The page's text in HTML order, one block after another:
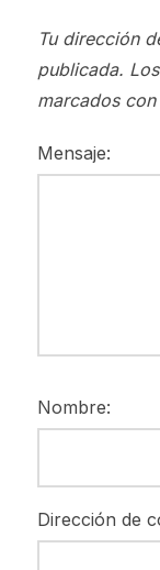
Tu dirección
publicada.
marcados con
Mensaje:
Nombre:
Dirección de